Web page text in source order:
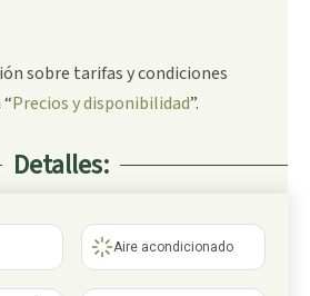
sobre tarifas y condiciones
Precios y disponibilidad”.
Detalles:
Aire acondicionado